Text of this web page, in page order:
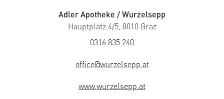
Adler Apotheke / Wurzelsepp
Hauptplatz 4/5, 8010 Graz
0316 835 240
office@wurzelsepp.at
www.wurzelsepp.at